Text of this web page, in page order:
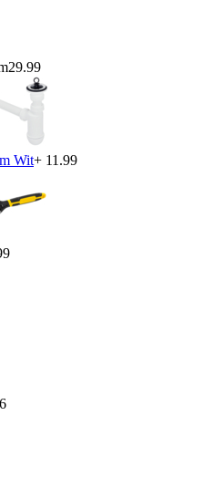
29.99
Wit+ 11.99